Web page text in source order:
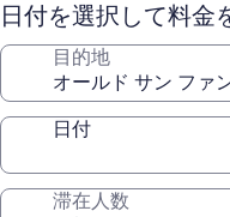
日付を選択して料金
目的地
日付
滞在人数